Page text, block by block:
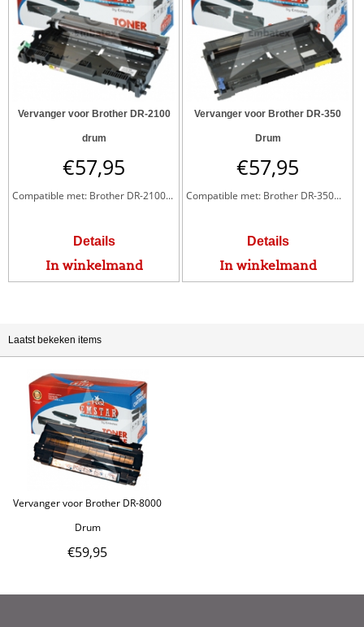
Vervanger voor Brother DR-2100
drum
€57,95
Compatible met: Brother DR-2100...
Details
In winkelmand
Vervanger voor Brother DR-350
Drum
€57,95
Compatible met: Brother DR-350...
Details
In winkelmand
Laatst bekeken items
Vervanger voor Brother DR-8000
Drum
€59,95